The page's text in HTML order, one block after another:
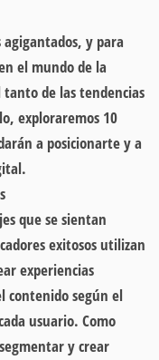
agigantados, y para
el mundo de la
de las tendencias
exploraremos 10
a posicionarte y a
que se sientan
exitosos utilizan
experiencias
contenido según el
usuario. Como
y crear